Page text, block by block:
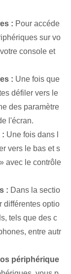
: Pour accéde
sur vo
console et
: Une fois que
défiler vers le
des paramètre
l'écran.
: Une fois dans l
vers le bas et s
avec le contrôle
: Dans la sectio
différentes optio
tels que des c
entre autr
périphérique